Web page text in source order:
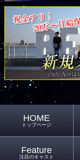
HOME
トップページ
Feature
注目のキャスト